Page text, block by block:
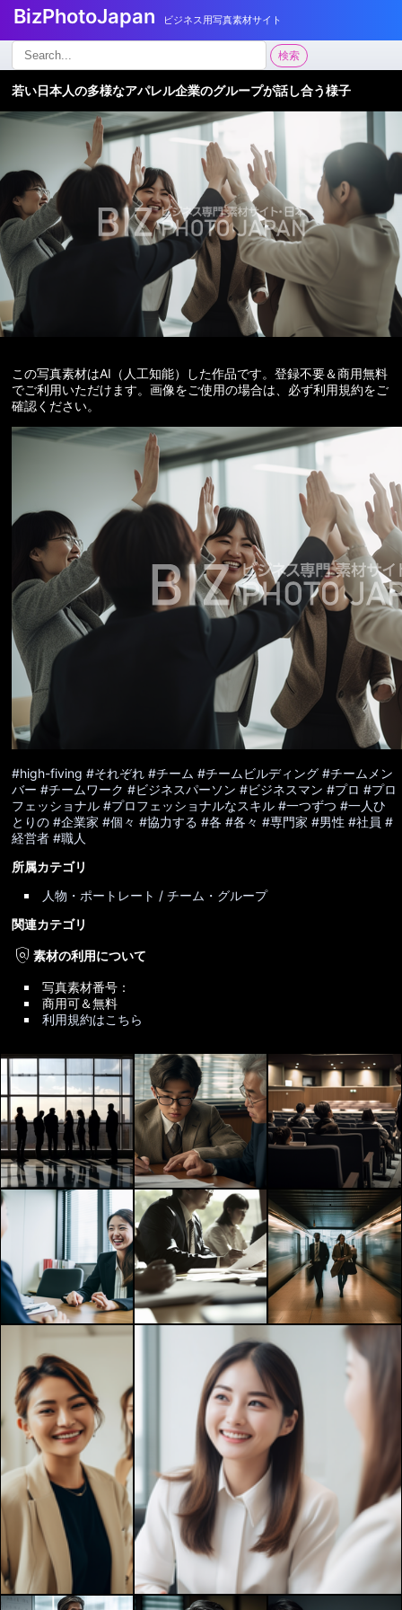
BizPhotoJapan ビジネス用写真素材サイト
検
索:
検索
若い日本人の多様なアパレル企業のグループが話し合う様子
この写真素材はAI（人工知能）した作品です。登録不要＆商用無料
でご利用いただけます。画像をご使用の場合は、必ず利用規約をご
確認ください。
#high-fiving #それぞれ #チーム #チームビルディング #チームメン
バー #チームワーク #ビジネスパーソン #ビジネスマン #プロ #プロ
フェッショナル #プロフェッショナルなスキル #一つずつ #一人ひ
とりの #企業家 #個々 #協力する #各 #各々 #専門家 #男性 #社員 #
経営者 #職人
所属カテゴリ
人物・ポートレート / チーム・グループ
関連カテゴリ
policy素材の利用について
写真素材番号：
商用可＆無料
利用規約はこちら